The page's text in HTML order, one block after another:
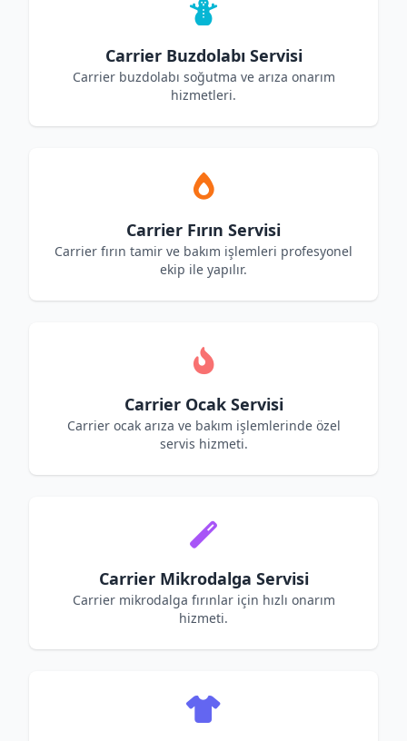
Carrier Buzdolabı Servisi
Carrier buzdolabı soğutma ve arıza onarım
hizmetleri.
Carrier Fırın Servisi
Carrier fırın tamir ve bakım işlemleri profesyonel
ekip ile yapılır.
Carrier Ocak Servisi
Carrier ocak arıza ve bakım işlemlerinde özel
servis hizmeti.
Carrier Mikrodalga Servisi
Carrier mikrodalga fırınlar için hızlı onarım
hizmeti.